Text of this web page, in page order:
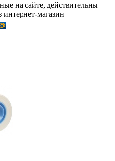
на сайте, действительны
интернет-магазин